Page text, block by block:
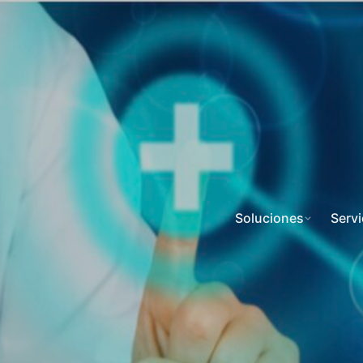
Soluciones